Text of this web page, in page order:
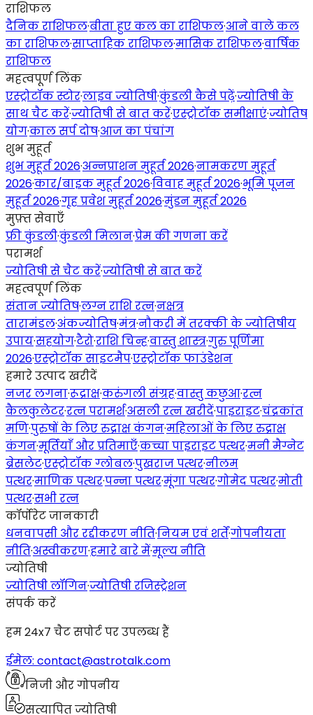
राशिफल
दैनिक राशिफल·बीता हुए कल का राशिफल·आने वाले कल
का राशिफल·साप्ताहिक राशिफल·मासिक राशिफल·वार्षिक
राशिफल
महत्वपूर्ण लिंक
एस्ट्रोटॉक स्टोर·लाइव ज्योतिषी·कुंडली कैसे पढ़ें·ज्योतिषी के
साथ चैट करें·ज्योतिषी से बात करें·एस्ट्रोटॉक समीक्षाएं·ज्योतिष
योग·काल सर्प दोष·आज का पंचांग
शुभ मुहूर्त
शुभ मुहूर्त 2026·अन्नप्राशन मुहूर्त 2026·नामकरण मुहूर्त
2026·कार/बाइक मुहूर्त 2026·विवाह मुहूर्त 2026·भूमि पूजन
मुहूर्त 2026·गृह प्रवेश मुहूर्त 2026·मुंडन मुहूर्त 2026
मुफ़्त सेवाएँ
फ्री कुंडली·कुंडली मिलान·प्रेम की गणना करें
परामर्श
ज्योतिषी से चैट करें·ज्योतिषी से बात करें
महत्वपूर्ण लिंक
संतान ज्योतिष·लग्न राशि रत्न·नक्षत्र
तारामंडल·अंकज्योतिष·मंत्र·नौकरी में तरक्की के ज्योतिषीय
उपाय·सहयोग·टैरो·राशि चिन्ह·वास्तु शास्त्र·गुरु पूर्णिमा
2026·एस्ट्रोटॉक साइटमैप·एस्ट्रोटॉक फाउंडेशन
हमारे उत्पाद खरीदें
नजर लगना·रूद्राक्ष·करुंगली संग्रह·वास्तु कछुआ·रत्न
कैलकुलेटर·रत्न परामर्श·असली रत्न खरीदें·पाइराइट·चंद्रकांत
मणि·पुरुषों के लिए रुद्राक्ष कंगन·महिलाओं के लिए रुद्राक्ष
कंगन·मूर्तियाँ और प्रतिमाएँ·कच्चा पाइराइट पत्थर·मनी मैग्नेट
ब्रेसलेट·एस्ट्रोटॉक ग्लोबल·पुखराज पत्थर·नीलम
पत्थर·माणिक पत्थर·पन्ना पत्थर·मूंगा पत्थर·गोमेद पत्थर·मोती
पत्थर·सभी रत्न
कॉर्पोरेट जानकारी
धनवापसी और रद्दीकरण नीति·नियम एवं शर्तें·गोपनीयता
नीति·अस्वीकरण·हमारे बारे में·मूल्य नीति
ज्योतिषी
ज्योतिषी लॉगिन·ज्योतिषी रजिस्ट्रेशन
संपर्क करें
हम 24x7 चैट सपोर्ट पर उपलब्ध हैं
ईमेल: contact@astrotalk.com
निजी और गोपनीय
सत्यापित ज्योतिषी